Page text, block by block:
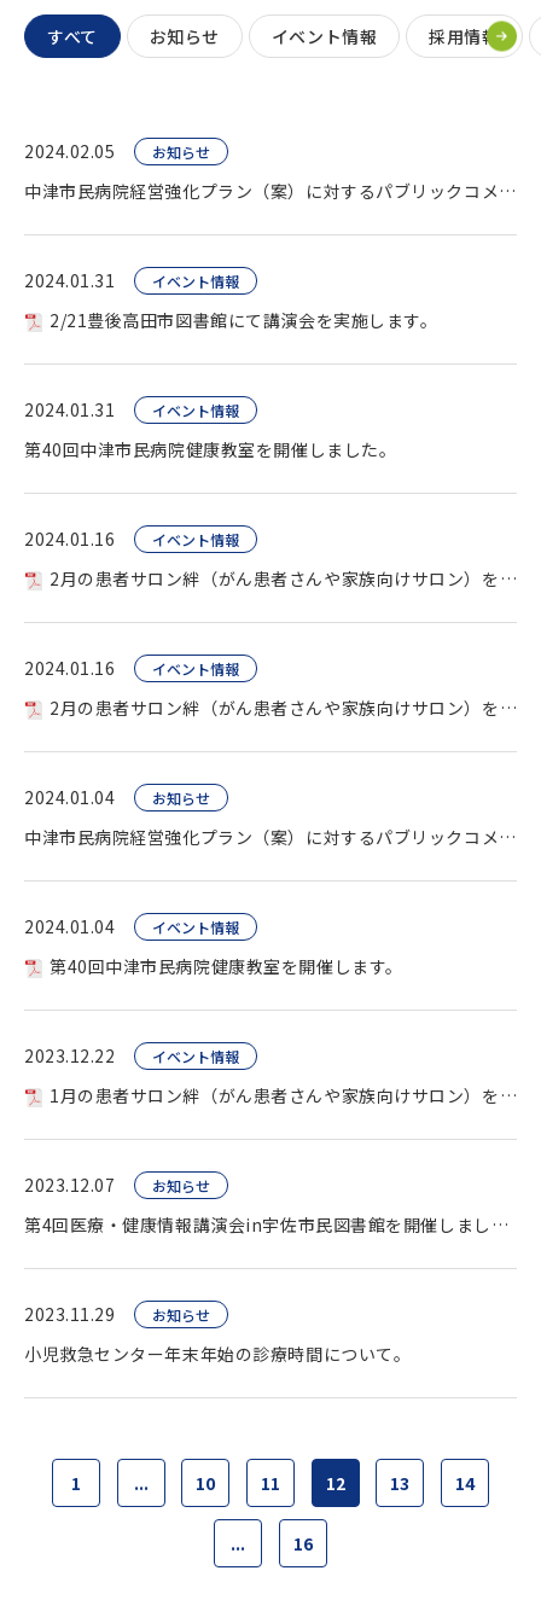
すべて お知らせ イベント情報 採用情報
2024.02.05 お知らせ
中津市民病院経営強化プラン（案）に対するパブリックコメント終了。
2024.01.31 イベント情報
2/21豊後高田市図書館にて講演会を実施します。
2024.01.31 イベント情報
第40回中津市民病院健康教室を開催しました。
2024.01.16 イベント情報
2月の患者サロン絆（がん患者さんや家族向けサロン）を開催します。
2024.01.16 イベント情報
2月の患者サロン絆（がん患者さんや家族向けサロン）を開催します。
2024.01.04 お知らせ
中津市民病院経営強化プラン（案）に対するパブリックコメント募集。
2024.01.04 イベント情報
第40回中津市民病院健康教室を開催します。
2023.12.22 イベント情報
1月の患者サロン絆（がん患者さんや家族向けサロン）を開催します。
2023.12.07 お知らせ
第4回医療・健康情報講演会in宇佐市民図書館を開催しました。
2023.11.29 お知らせ
小児救急センター年末年始の診療時間について。
1 ... 10 11 12 13 14
... 16